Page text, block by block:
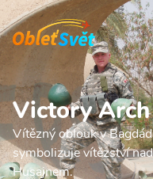
Victory Arch
Vítězný oblouk v
symbolizuje vítězství
Husajnem.